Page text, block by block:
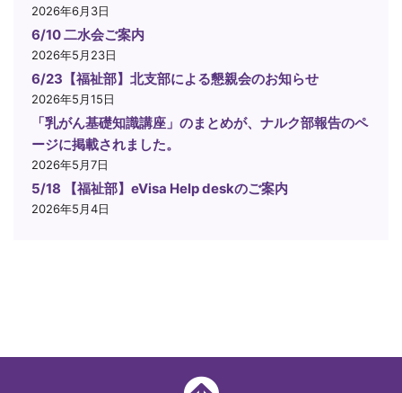
2026年6月3日
6/10 二水会ご案内
2026年5月23日
6/23【福祉部】北支部による懇親会のお知らせ
2026年5月15日
「乳がん基礎知識講座」のまとめが、ナルク部報告のペ
ージに掲載されました。
2026年5月7日
5/18 【福祉部】eVisa Help deskのご案内
2026年5月4日